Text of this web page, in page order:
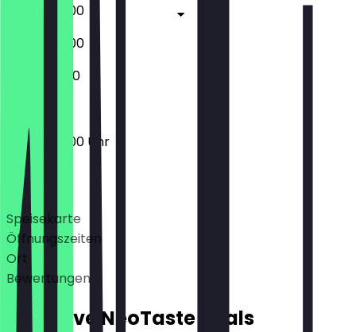
06:00 - 18:00
06:00 - 15:00
07:00 - 11:00
06:00 - 18:00 Uhr
Deals
Speisekarte
Öffnungszeiten
Ort
Bewertungen
Exklusive NeoTaste Deals